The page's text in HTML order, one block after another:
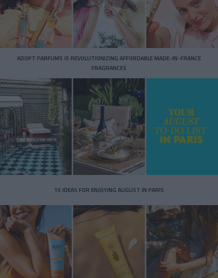
ADOPT PARFUMS IS REVOLUTIONIZING AFFORDABLE MADE-IN-FRANCE
FRAGRANCES
15 IDEAS FOR ENJOYING AUGUST IN PARIS